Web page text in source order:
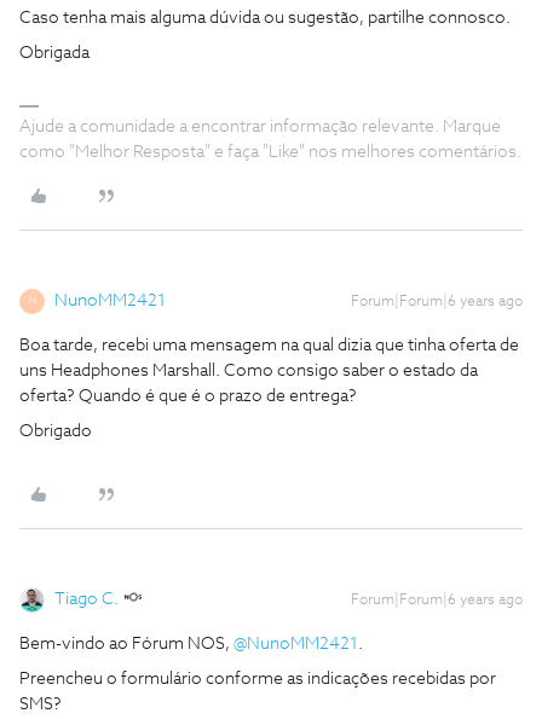
Caso tenha mais alguma dúvida ou sugestão, partilhe connosco.
Obrigada
Ajude a comunidade a encontrar informação relevante. Marque
como "Melhor Resposta" e faça "Like" nos melhores comentários.
N NunoMM2421 Forum|Forum|6 years ago
Boa tarde, recebi uma mensagem na qual dizia que tinha oferta de
uns Headphones Marshall. Como consigo saber o estado da
oferta? Quando é que é o prazo de entrega?
Obrigado
Tiago C. Forum|Forum|6 years ago
Bem-vindo ao Fórum NOS, @NunoMM2421
Preencheu o formulário conforme as indicações recebidas por
SMS?